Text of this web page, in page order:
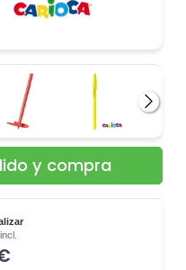
y compra